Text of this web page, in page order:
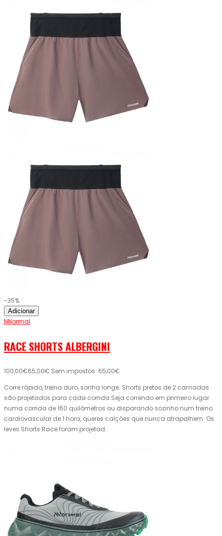
-35%
Adicionar
NNormal
RACE SHORTS ALBERGINI
100,00€65,00€ Sem impostos: 65,00€
Corre rápido, treina duro, sonha longe. Shorts pretos de 2 camadas
são projetados para cada corrida.Seja correndo em primeiro lugar
numa corrida de 160 quilômetros ou disparando sozinho num treino
cardiovascular de 1 hora, queres calções que nunca atrapalhem. Os
leves Shorts Race foram projetad..